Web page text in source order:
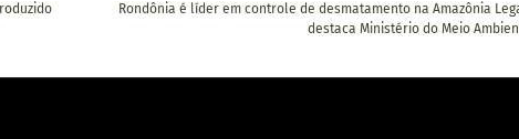
Rondônia é líder em controle de desmatamento na Amazônia
destaca Ministério do Meio